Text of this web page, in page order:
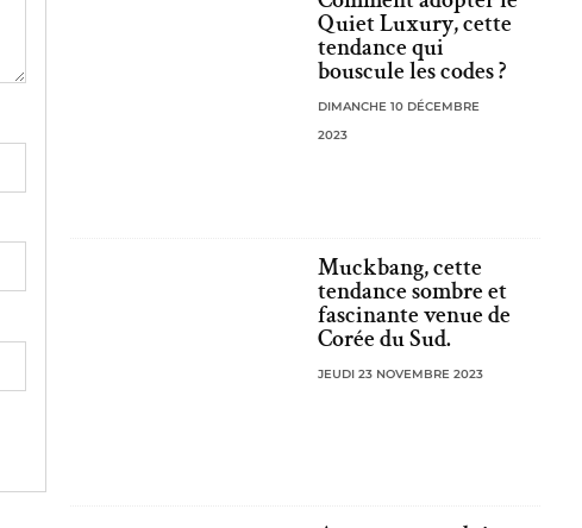
Quiet Luxury, cette
tendance qui
bouscule les codes ?
DIMANCHE 10 DÉCEMBRE
2023
Muckbang, cette
tendance sombre et
fascinante venue de
Corée du Sud.
JEUDI 23 NOVEMBRE 2023